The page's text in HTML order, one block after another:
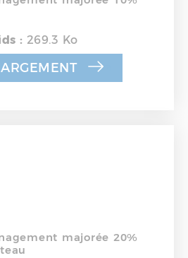
: 269.3 Ko
majorée 20%